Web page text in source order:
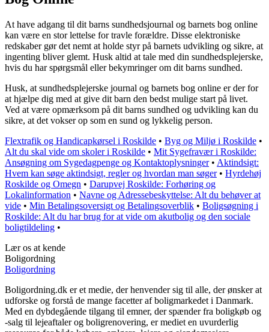
At have adgang til dit barns sundhedsjournal og barnets bog online
kan være en stor lettelse for travle forældre. Disse elektroniske
redskaber gør det nemt at holde styr på barnets udvikling og sikre, at
ingenting bliver glemt. Husk altid at tale med din sundhedsplejerske,
hvis du har spørgsmål eller bekymringer om dit barns sundhed.
Husk, at sundhedsplejerske journal og barnets bog online er der for
at hjælpe dig med at give dit barn den bedst mulige start på livet.
Ved at være opmærksom på dit barns sundhed og udvikling kan du
sikre, at det vokser op som en sund og lykkelig person.
Flextrafik og Handicapkørsel i Roskilde • Byg og Miljø i Roskilde •
Alt du skal vide om skoler i Roskilde • Mit Sygefravær i Roskilde:
Ansøgning om Sygedagpenge og Kontaktoplysninger• Aktindsigt:
Hvem kan søge aktindsigt, regler og hvordan man søger• Hyrdehøj
Roskilde og Omegn • Darupvej Roskilde: Forhøring og
Lokalinformation • Navne og Adressebeskyttelse: Alt du behøver at
vide • Min Betalingsoversigt og Betalingsoverblik • Boligsøgning i
Roskilde: Alt du har brug for at vide om akutbolig og den sociale
boligtildeling •
Lær os at kende
Boligordning
Boligordning
Boligordning.dk er et medie, der henvender sig til alle, der ønsker at
udforske og forstå de mange facetter af boligmarkedet i Danmark.
Med en dybdegående tilgang til emner, der spænder fra boligkøb og
-salg til lejeaftaler og boligrenovering, er mediet en uvurderlig